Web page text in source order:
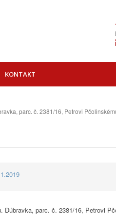
KONTAKT
parc. č. 2381/16, Petrovi
parc. č. 2381/16, Petrovi